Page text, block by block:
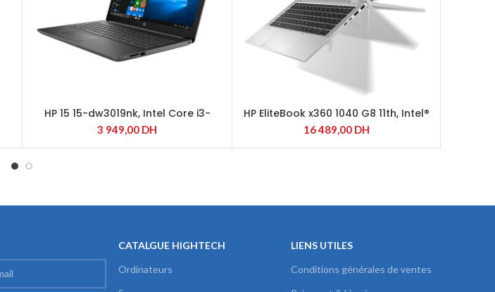
HP 15 15-dw3019nk, Intel Core i3-
1115G4
3 949,00 DH
HP EliteBook x360 1040 G8 11th, Intel®
Core ™ i5-1135G7
16 489,00 DH
CATALGUE HIGHTECH
Ordinateurs
LIENS UTILES
Conditions générales de ventes